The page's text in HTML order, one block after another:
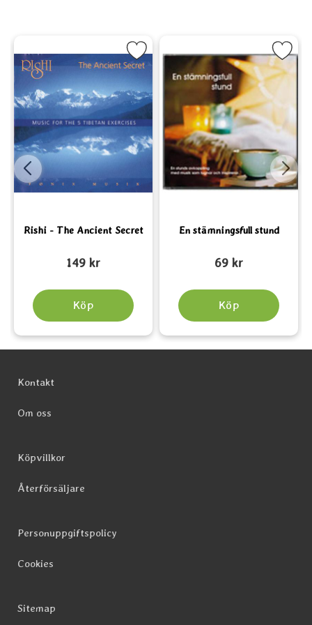
5 som favorit
Rishi - The Ancient Secret
Art. nr 5975149 kr
Köp
Markera Rishi - The Ancient Secret som favorit
En stämningsfull stund
Art. nr 310969 kr
Köp
Markera En stämningsfull
Kontakt
Om oss
Köpvillkor
Återförsäljare
Personuppgiftspolicy
Cookies
Sitemap